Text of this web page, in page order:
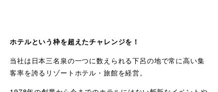
ホテルという枠を超えたチャレンジを！
当社は日本三名泉の一つに数えられる下呂の地で常に高い集
客率を誇るリゾートホテル・旅館を経営。